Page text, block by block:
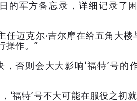
的军方备忘录，详细记录了
任迈克尔·吉尔摩在给五角大
操作。”
，否则会大大影响‘福特’号的
‘福特’号不大可能在服役之初